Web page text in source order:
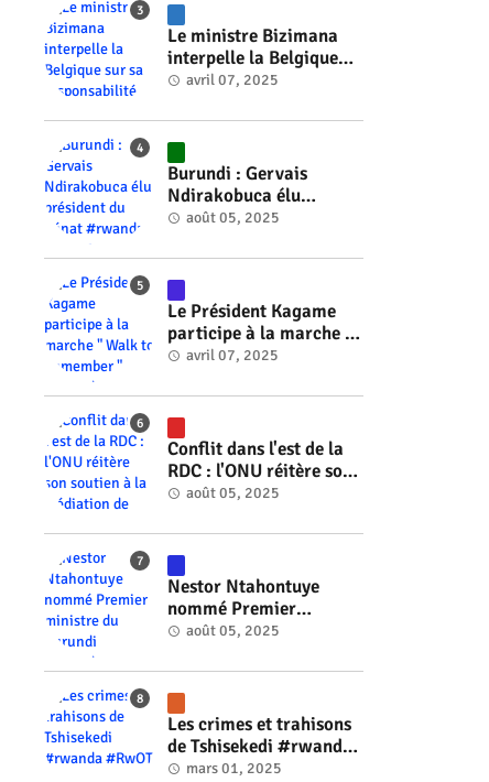
Le ministre Bizimana
interpelle la Belgique
sur sa responsabilité
génocide #rwanda
#RwOT
avril 07, 2025
Burundi : Gervais
Ndirakobuca élu
président du Sénat
août 05, 2025
Le Président Kagame
participe à la marche "
Walk to Remember "
avril 07, 2025
Conflit dans l'est de la
RDC : l'ONU réitère son
soutien à la médiation
#rwanda #RwOT
août 05, 2025
Nestor Ntahontuye
nommé Premier
ministre du Burundi
août 05, 2025
Les crimes et trahisons
de Tshisekedi #rwanda
#RwOT
mars 01, 2025